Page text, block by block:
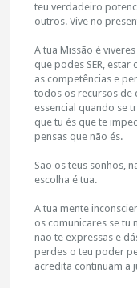
teu verdadeiro
outros. Vive no
A tua Missão é
que podes SER,
as competências e
todos os recursos de
essencial quando se
que tu és que te
pensas que não és.
São os teus sonhos,
escolha é tua.
A tua mente
os comunicares se tu
não te expressas e
perdes o teu poder
acredita continuam a